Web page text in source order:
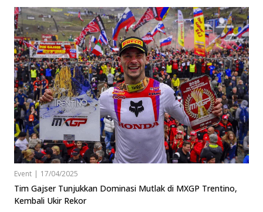
Event | 17/04/2025
Tim Gajser Tunjukkan Dominasi Mutlak di MXGP Trentino,
Kembali Ukir Rekor